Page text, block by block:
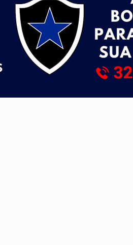
R$ 300 em RO
PVH